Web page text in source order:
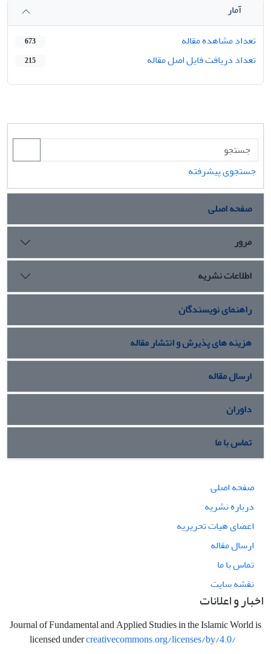
آمار
تعداد مشاهده مقاله
673
تعداد دریافت فایل اصل مقاله 215
جستجوی پیشرفته
صفحه اصلی
مرور
اطلاعات نشریه
راهنمای نویسندگان
هزینه های پذیرش و انتشار مقاله
ارسال مقاله
داوران
تماس با ما
صفحه اصلی
درباره نشریه
اعضای هیات تحریریه
ارسال مقاله
تماس با ما
نقشه سایت
اخبار و اعلانات
Journal of Fundamental and Applied Studies in the Islamic World is
licensed undercreativecommons.org/licenses/by/4.0/